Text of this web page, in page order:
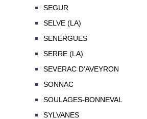
SEGUR
SELVE (LA)
SENERGUES
SERRE (LA)
SEVERAC D'AVEYRON
SONNAC
SOULAGES-BONNEVAL
SYLVANES